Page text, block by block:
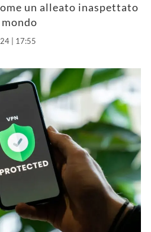
un alleato inaspettato
| 17:55